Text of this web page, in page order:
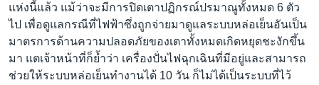
แห่งนี้แล้ว แม้ว่าจะมีการปิดเตาปฏิกรณ์ปรมาณูทั้งหมด 6 ตัว
ไป เพื่อดูแลกรณีที่ไฟฟ้าซึ่งถูกจ่ายมาดูแลระบบหล่อเย็นอันเป็น
มาตรการด้านความปลอดภัยของเตาทั้งหมดเกิดหยุดชะงักขึ้น
มา แตเจ้าหน้าที่ก็ย้ำว่า เครื่องปั่นไฟฉุกเฉินที่มีอยู่และสามารถ
ช่วยให้ระบบหล่อเย็นทำงานได้ 10 วัน ก็ไม่ได้เป็นระบบที่ไว้